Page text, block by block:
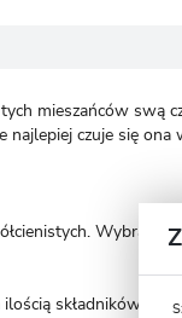
mieszańców
najlepiej czuje się
składników